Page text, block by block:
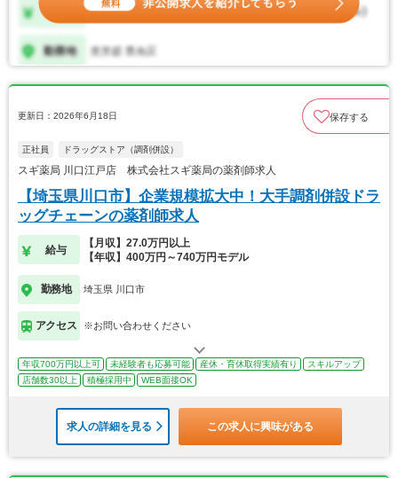
更新日：2026年6月18日 保存する
正社員 ドラッグストア（調剤併設）
スギ薬局 川口江戸店 株式会社スギ薬局の薬剤師求人
【埼玉県川口市】企業規模拡大中！大手調剤併設ドラ
ッグチェーンの薬剤師求人
給与
【月収】27.0万円以上
【年収】400万円～740万円モデル
勤務地 埼玉県 川口市
アクセス ※お問い合わせください
年収700万円以上可 未経験者も応募可能 産休・育休取得実績有り
スキルアップ
店舗数30以上
積極採用中 WEB面接OK
求人の詳細を見る この求人に興味がある